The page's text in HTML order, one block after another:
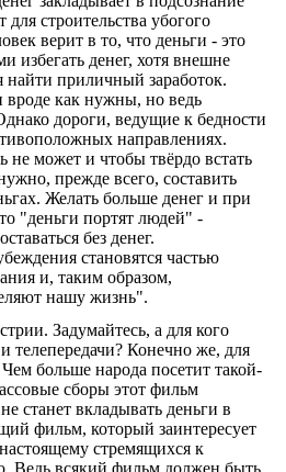
строительства убогого
верит в то, что деньги - это
избегать денег, хотя внешне
найти приличный заработок.
вроде как нужны, но ведь
дороги, ведущие к бедности
направлениях.
не может и чтобы твёрдо встать
прежде всего, составить
Желать больше денег и при
"деньги портят людей" -
без денег.
становятся частью
и, таким образом,
нашу жизнь".
Задумайтесь, а для кого
Конечно же, для
больше народа посетит такой-
сборы этот фильм
станет вкладывать деньги в
фильм, который заинтересует
стремящихся к
Ведь всякий фильм должен быть